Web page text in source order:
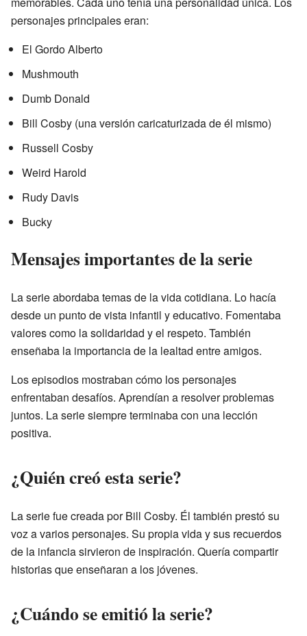
personajes principales eran:
El Gordo Alberto
Mushmouth
Dumb Donald
Bill Cosby (una versión caricaturizada de él mismo)
Russell Cosby
Weird Harold
Rudy Davis
Bucky
Mensajes importantes de la serie
La serie abordaba temas de la vida cotidiana. Lo hacía
desde un punto de vista infantil y educativo. Fomentaba
valores como la solidaridad y el respeto. También
enseñaba la importancia de la lealtad entre amigos.
Los episodios mostraban cómo los personajes
enfrentaban desafíos. Aprendían a resolver problemas
juntos. La serie siempre terminaba con una lección
positiva.
¿Quién creó esta serie?
La serie fue creada por Bill Cosby. Él también prestó su
voz a varios personajes. Su propia vida y sus recuerdos
de la infancia sirvieron de inspiración. Quería compartir
historias que enseñaran a los jóvenes.
¿Cuándo se emitió la serie?